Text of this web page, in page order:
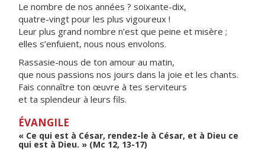
Le nombre de nos années ? soixante-dix,
quatre-vingt pour les plus vigoureux !
Leur plus grand nombre n’est que peine et misère ;
elles s’enfuient, nous nous envolons.
Rassasie-nous de ton amour au matin,
que nous passions nos jours dans la joie et les chants.
Fais connaître ton œuvre à tes serviteurs
et ta splendeur à leurs fils.
ÉVANGILE
« Ce qui est à César, rendez-le à César, et à Dieu ce
qui est à Dieu. » (Mc 12, 13-17)